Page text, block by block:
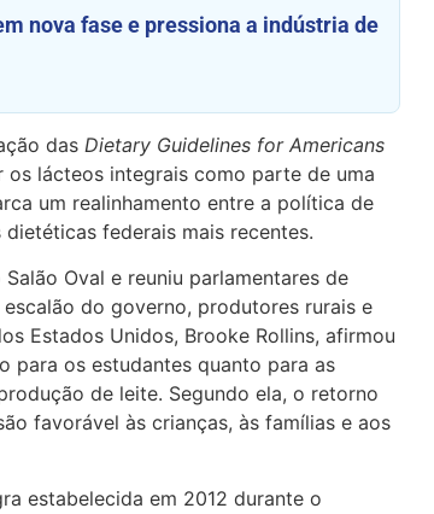
nova fase e pressiona a indústria de
das Dietary Guidelines for Americans
os lácteos integrais como parte de uma
um realinhamento entre a política de
federais mais recentes.
Oval e reuniu parlamentares de
do governo, produtores rurais e
Estados Unidos, Brooke Rollins, afirmou
para os estudantes quanto para as
de leite. Segundo ela, o retorno
favorável às crianças, às famílias e aos
estabelecida em 2012 durante o